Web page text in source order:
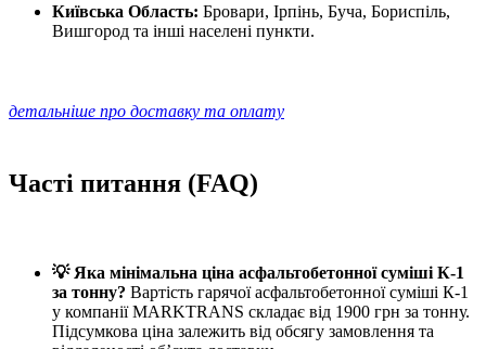
Київська Область: Бровари, Ірпінь, Буча, Бориспіль,
Вишгород та інші населені пункти.
детальніше про доставку та оплату
Часті питання (FAQ)
💡 Яка мінімальна ціна асфальтобетонної суміші К-1
за тонну? Вартість гарячої асфальтобетонної суміші К-1
у компанії MARKTRANS складає від 1900 грн за тонну.
Підсумкова ціна залежить від обсягу замовлення та